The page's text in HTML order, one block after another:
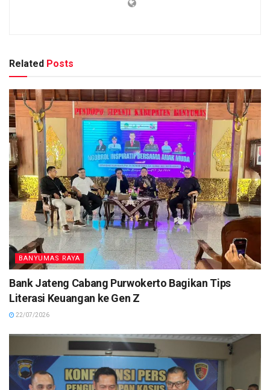
Related Posts
BANYUMAS RAYA
Bank Jateng Cabang Purwokerto Bagikan Tips
Literasi Keuangan ke Gen Z
22/07/2026